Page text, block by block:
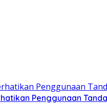
Penggunaan